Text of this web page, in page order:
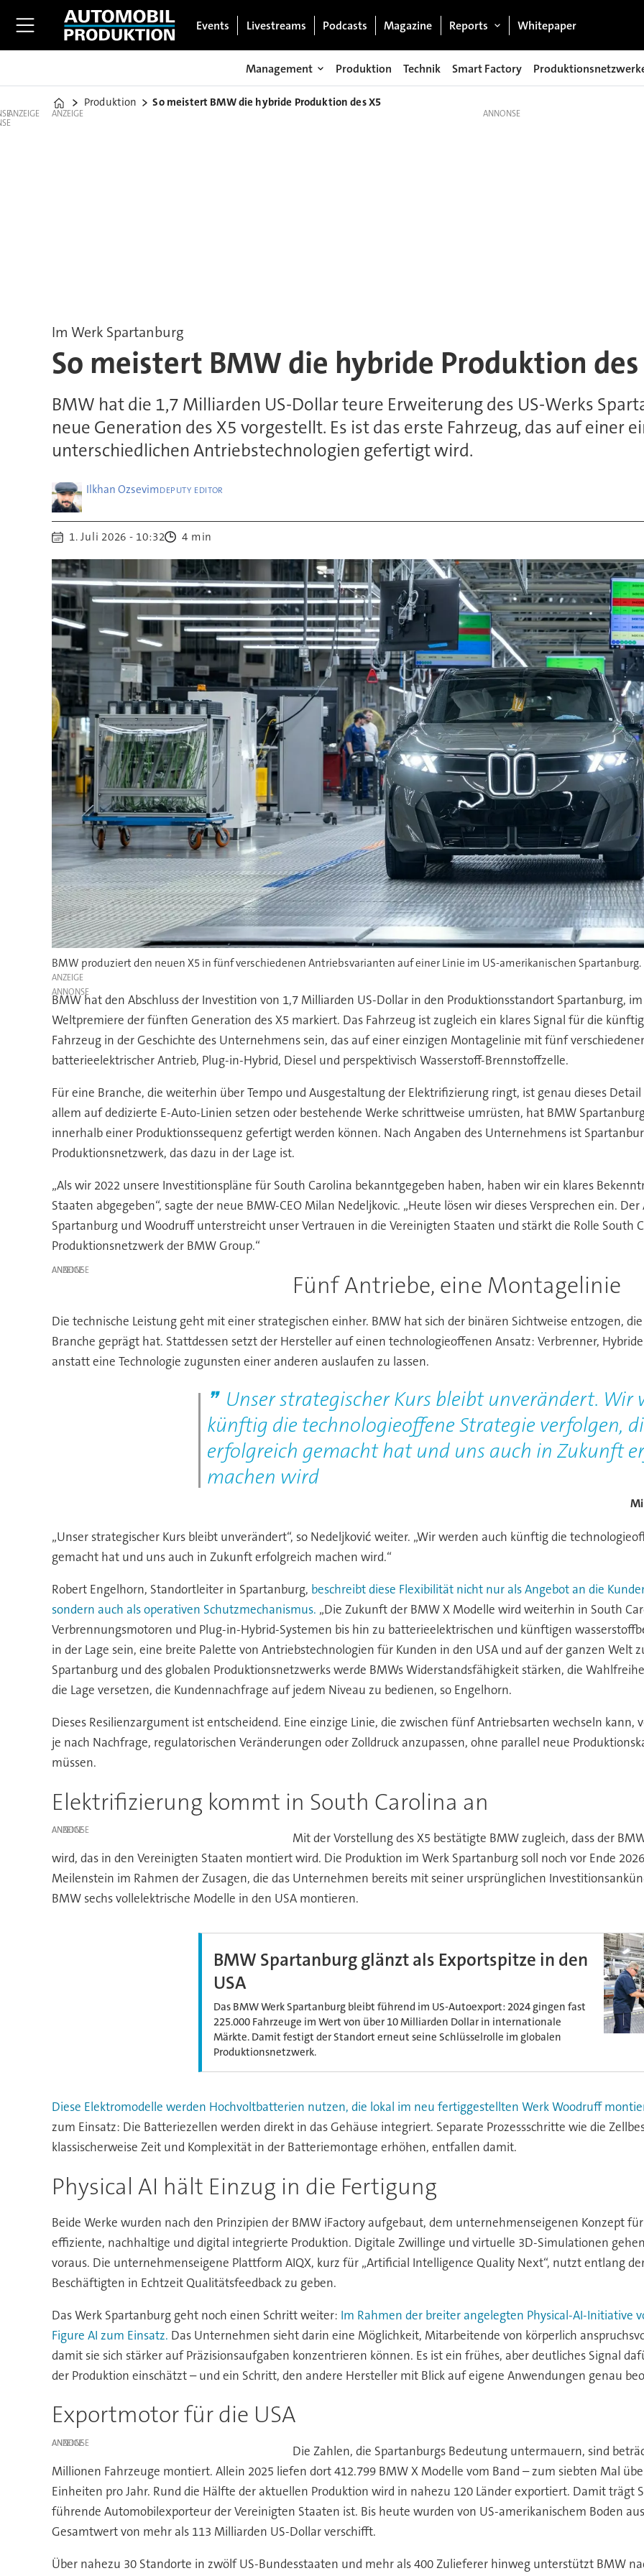
Events Livestreams Podcasts Magazine Reports Whitepaper
Management Produktion Technik Smart Factory
Home
Produktion So meistert BMW die hybride Produktion des X5
ANZEIGE ANZEIGE
Im Werk Spartanburg
So meistert BMW die hybride Produktion
BMW hat die 1,7 Milliarden US-Dollar teure Erweiterung des US-Werks
neue Generation des X5 vorgestellt. Es ist das erste Fahrzeug, das auf
unterschiedlichen Antriebstechnologien gefertigt wird.
Ilkhan OzsevimDEPUTY EDITOR
1. Juli 2026 - 10:32 4 min
BMW produziert den neuen X5 in fünf verschiedenen Antriebsvarianten auf einer Linie im US-amerikanischen Spartanburg.
ANZEIGE
BMW hat den Abschluss der Investition von 1,7 Milliarden US-Dollar in den Produktionsstandort Spartanburg,
Weltpremiere der fünften Generation des X5 markiert. Das Fahrzeug ist zugleich ein klares Signal für die
Fahrzeug in der Geschichte des Unternehmens sein, das auf einer einzigen Montagelinie mit fünf
batterieelektrischer Antrieb, Plug-in-Hybrid, Diesel und perspektivisch Wasserstoff-Brennstoffzelle.
Für eine Branche, die weiterhin über Tempo und Ausgestaltung der Elektrifizierung ringt, ist genau dieses
allem auf dedizierte E-Auto-Linien setzen oder bestehende Werke schrittweise umrüsten, hat BMW
innerhalb einer Produktionssequenz gefertigt werden können. Nach Angaben des Unternehmens ist
Produktionsnetzwerk, das dazu in der Lage ist.
„Als wir 2022 unsere Investitionspläne für South Carolina bekanntgegeben haben, haben wir ein klares
Staaten abgegeben“, sagte der neue BMW-CEO Milan Nedeljkovic. „Heute lösen wir dieses Versprechen ein.
Spartanburg und Woodruff unterstreicht unser Vertrauen in die Vereinigten Staaten und stärkt die Rolle South
Produktionsnetzwerk der BMW Group.“
ANZEIGE Fünf Antriebe, eine Montagelinie
Die technische Leistung geht mit einer strategischen einher. BMW hat sich der binären Sichtweise entzogen,
Branche geprägt hat. Stattdessen setzt der Hersteller auf einen technologieoffenen Ansatz: Verbrenner,
anstatt eine Technologie zugunsten einer anderen auslaufen zu lassen.
Unser strategischer Kurs bleibt unverändert. Wir
künftig die technologieoffene Strategie verfolgen,
erfolgreich gemacht hat und uns auch in Zukunft
machen wird
„Unser strategischer Kurs bleibt unverändert“, so Nedeljković weiter. „Wir werden auch künftig die
gemacht hat und uns auch in Zukunft erfolgreich machen wird.“
Robert Engelhorn, Standortleiter in Spartanburg, beschreibt diese Flexibilität nicht nur als Angebot an die
sondern auch als operativen Schutzmechanismus. „Die Zukunft der BMW X Modelle wird weiterhin in South
Verbrennungsmotoren und Plug-in-Hybrid-Systemen bis hin zu batterieelektrischen und künftigen
in der Lage sein, eine breite Palette von Antriebstechnologien für Kunden in den USA und auf der ganzen Welt
Spartanburg und des globalen Produktionsnetzwerks werde BMWs Widerstandsfähigkeit stärken, die
die Lage versetzen, die Kundennachfrage auf jedem Niveau zu bedienen, so Engelhorn.
Dieses Resilienzargument ist entscheidend. Eine einzige Linie, die zwischen fünf Antriebsarten wechseln
je nach Nachfrage, regulatorischen Veränderungen oder Zolldruck anzupassen, ohne parallel neue
müssen.
Elektrifizierung kommt in South Carolina an
ANZEIGE
Mit der Vorstellung des X5 bestätigte BMW zugleich, dass der
wird, das in den Vereinigten Staaten montiert wird. Die Produktion im Werk Spartanburg soll noch vor Ende
Meilenstein im Rahmen der Zusagen, die das Unternehmen bereits mit seiner ursprünglichen
BMW sechs vollelektrische Modelle in den USA montieren.
BMW Spartanburg glänzt als Exportspitze in den
USA
Das BMW Werk Spartanburg bleibt führend im US-Autoexport: 2024 gingen fast
225.000 Fahrzeuge im Wert von über 10 Milliarden Dollar in internationale
Märkte. Damit festigt der Standort erneut seine Schlüsselrolle im globalen
Produktionsnetzwerk.
Diese Elektromodelle werden Hochvoltbatterien nutzen, die lokal im neu fertiggestellten Werk Woodruff
zum Einsatz: Die Batteriezellen werden direkt in das Gehäuse integriert. Separate Prozessschritte wie die
klassischerweise Zeit und Komplexität in der Batteriemontage erhöhen, entfallen damit.
Physical AI hält Einzug in die Fertigung
Beide Werke wurden nach den Prinzipien der BMW iFactory aufgebaut, dem unternehmenseigenen Konzept für
effiziente, nachhaltige und digital integrierte Produktion. Digitale Zwillinge und virtuelle 3D-Simulationen
voraus. Die unternehmenseigene Plattform AIQX, kurz für „Artificial Intelligence Quality Next“, nutzt entlang
Beschäftigten in Echtzeit Qualitätsfeedback zu geben.
Das Werk Spartanburg geht noch einen Schritt weiter: Im Rahmen der breiter angelegten Physical-AI-Initiative
Figure AI zum Einsatz. Das Unternehmen sieht darin eine Möglichkeit, Mitarbeitende von körperlich
damit sie sich stärker auf Präzisionsaufgaben konzentrieren können. Es ist ein frühes, aber deutliches Signal
der Produktion einschätzt – und ein Schritt, den andere Hersteller mit Blick auf eigene Anwendungen genau
Exportmotor für die USA
ANZEIGE
Die Zahlen, die Spartanburgs Bedeutung untermauern, sind
Millionen Fahrzeuge montiert. Allein 2025 liefen dort 412.799 BMW X Modelle vom Band – zum siebten Mal
Einheiten pro Jahr. Rund die Hälfte der aktuellen Produktion wird in nahezu 120 Länder exportiert. Damit trägt
führende Automobilexporteur der Vereinigten Staaten ist. Bis heute wurden von US-amerikanischem Boden
Gesamtwert von mehr als 113 Milliarden US-Dollar verschifft.
Über nahezu 30 Standorte in zwölf US-Bundesstaaten und mehr als 400 Zulieferer hinweg unterstützt BMW